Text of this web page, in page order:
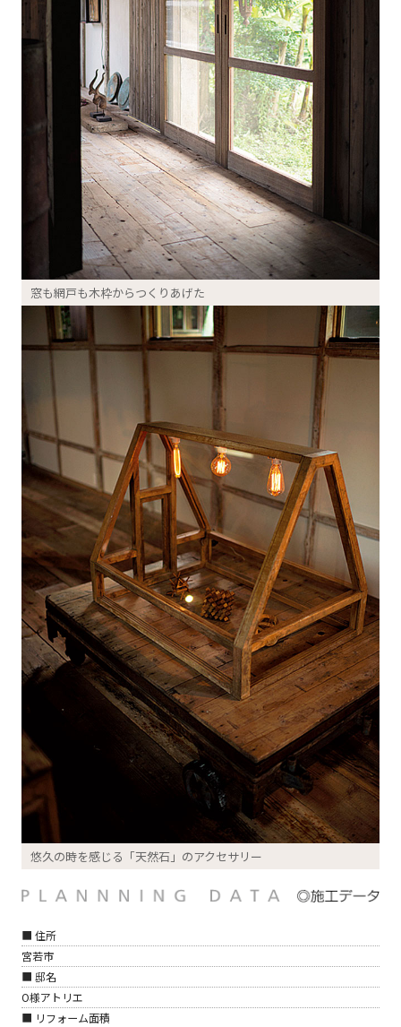
窓も網戸も木枠からつくりあげた
悠久の時を感じる「天然石」のアクセサリー
■ 住所
宮若市
■ 邸名
O様アトリエ
■ リフォーム面積